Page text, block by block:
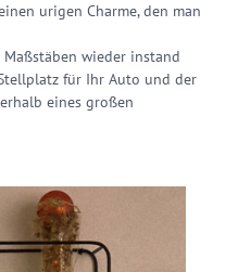
urigen Charme, den man
wieder instand
für Ihr Auto und der
eines großen